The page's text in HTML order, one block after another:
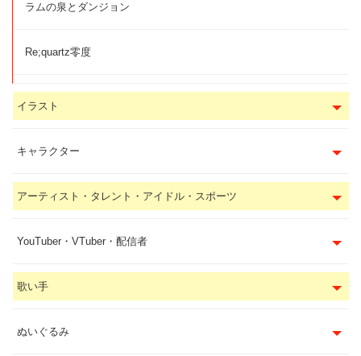
ラムの泉とダンジョン
Re;quartz零度
イラスト
キャラクター
アーティスト・タレント・アイドル・スポーツ
YouTuber・VTuber・配信者
歌い手
ぬいぐるみ